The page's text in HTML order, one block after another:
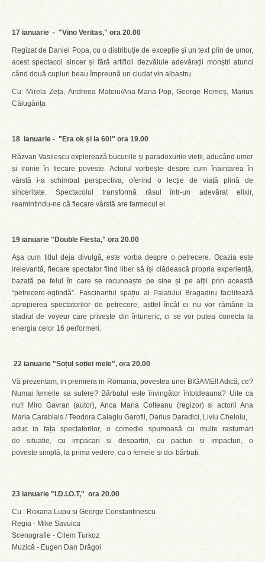
17 ianuarie - "Vino Veritas," ora 20.00
Regizat de Daniel Popa, cu o distribuție de excepție și un text plin de umor,
acest spectacol sincer și fără artificii dezvăluie adevărații monștri atunci
când două cupluri beau împreună un ciudat vin albastru.
Cu: Mirela Zeța, Andreea Mateiu/Ana-Maria Pop, George Remeș, Marius
Călugărița
18 ianuarie - "Era ok și la 60!" ora 19.00
Răzvan Vasilescu explorează bucuriile și paradoxurile vieții, aducând umor
și ironie în fiecare poveste. Actorul vorbește despre cum înaintarea în
vârstă i-a schimbat perspectiva, oferind o lecție de viață plină de
sinceritate. Spectacolul transformă râsul într-un adevărat elixir,
reamintindu-ne că fiecare vârstă are farmecul ei.
19 ianuarie "Double Fiesta," ora 20.00
Așa cum titlul deja divulgă, este vorba despre o petrecere. Ocazia este
irelevantă, fiecare spectator fiind liber să își clădească propria experiență,
bazată pe felul în care se recunoaște pe sine și pe alții prin această
“petrecere-oglindă”. Fascinantul spațiu al Palatului Bragadiru facilitează
apropierea spectatorilor de petrecere, astfel încât ei nu vor rămâne la
stadiul de voyeur care privește din întuneric, ci se vor putea conecta la
energia celor 16 performeri.
22 ianuarie "Soțul soției mele", ora 20.00
Vă prezentam, in premiera in Romania, povestea unei BIGAME!! Adică, ce?
Numai femeile sa sufere? Bărbatul este învingător întotdeauna? Uite ca
nu!! Miro Gavran (autor), Anca Maria Colteanu (regizor) si actorii Ana
Maria Carablais / Teodora Calagiu Garofil, Darius Daradici, Liviu Cheloiu,
aduc in fața spectatorilor, o comedie spumoasă cu multe rasturnari
de situatie, cu impacari si despartiri, cu pacturi si impacturi, o
poveste simplă, la prima vedere, cu o femeie si doi bărbați.
23 ianuarie "I.D.I.O.T," ora 20.00
Cu : Roxana Lupu si George Constantinescu
Regia - Mike Savuica
Scenografie - Cilem Turkoz
Muzică - Eugen Dan Drăgoi